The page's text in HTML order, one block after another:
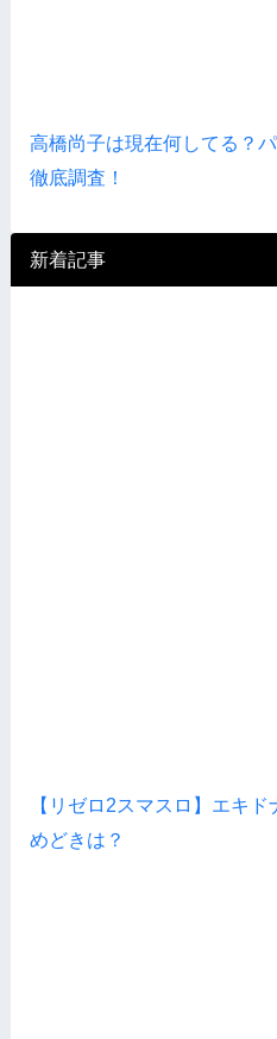
高橋尚子は現在何してる？
徹底調査！
新着記事
【リゼロ2スマスロ】エキ
めどきは？